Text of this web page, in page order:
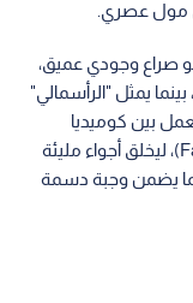
مول عصري.
صراع وجودي عميق،
يمثل "الرأسمالي"
بين كوميديا
الموقف (Slapstick) و الكوميديا الهزلية (Farce)، ليخلق أجواء مليئة
يضمن وجبة دسمة